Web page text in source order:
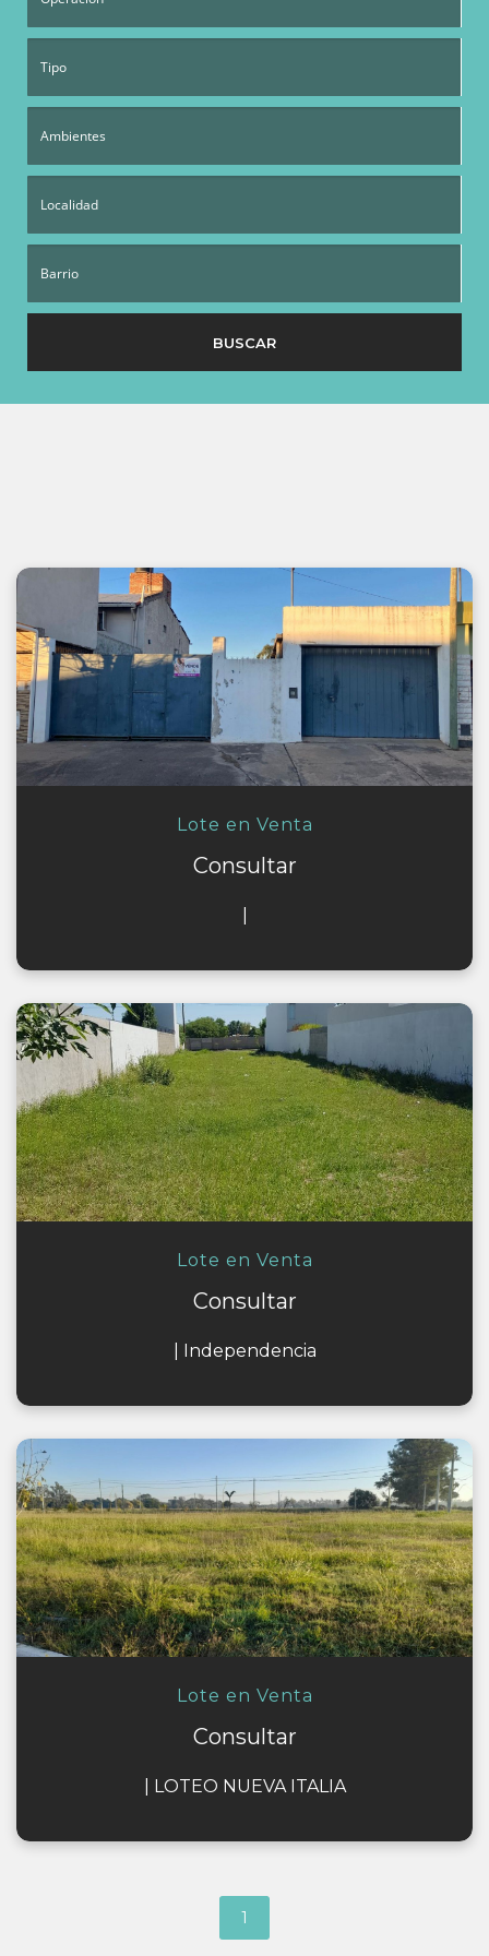
BUSCAR
Lote en Venta
Consultar
Lote en Venta
Consultar
Independencia
Lote en Venta
Consultar
LOTEO NUEVA ITALIA
1